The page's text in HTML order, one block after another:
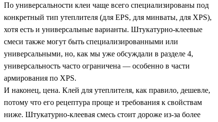
По универсальности клеи чаще всего специализированы под
конкретный тип утеплителя (для EPS, для минваты, для XPS),
хотя есть и универсальные варианты. Штукатурно-клеевые
смеси также могут быть специализированными или
универсальными, но, как мы уже обсуждали в разделе 4,
универсальность часто ограничена — особенно в части
армирования по XPS.
И наконец, цена. Клей для утеплителя, как правило, дешевле,
потому что его рецептура проще и требования к свойствам
ниже. Штукатурно-клеевая смесь стоит дороже из-за более